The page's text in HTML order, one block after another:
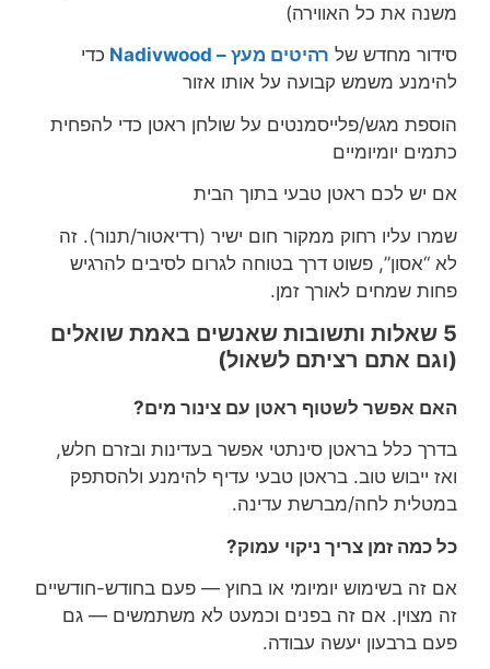
משנה את כל האווירה)
סידור מחדש של רהיטים מעץ – Nadivwood
כדי
להימנע משמש קבועה על אותו אזור
הוספת מגש/פלייסמנטים על שולחן ראטן כדי להפחית
כתמים יומיומיים
אם יש לכם ראטן טבעי בתוך הבית
שמרו עליו רחוק ממקור חום ישיר (רדיאטור/תנור). זה
לא “אסון”, פשוט דרך בטוחה לגרום לסיבים להרגיש
פחות שמחים לאורך זמן.
5 שאלות ותשובות שאנשים באמת שואלים
(וגם אתם רציתם לשאול)
האם אפשר לשטוף ראטן עם צינור מים?
בדרך כלל בראטן סינתטי אפשר בעדינות ובזרם חלש,
ואז ייבוש טוב. בראטן טבעי עדיף להימנע ולהסתפק
במטלית לחה/מברשת עדינה.
כל כמה זמן צריך ניקוי עמוק?
אם זה בשימוש יומיומי או בחוץ — פעם בחודש-חודשיים
זה מצוין. אם זה בפנים וכמעט לא משתמשים — גם
פעם ברבעון יעשה עבודה.